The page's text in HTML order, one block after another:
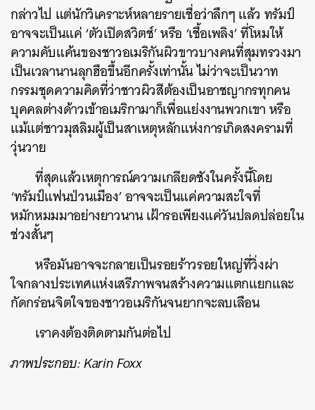
กล่าวไป แต่นักวิเคราะห์หลายรายเชื่อว่าลึกๆ แล้ว ทรัมป์
อาจจะเป็นแค่ ‘ตัวเปิดสวิตช์’ หรือ ‘เชื้อเพลิง’ ที่โหมให้
ความคับแค้นของชาวอเมริกันผิวขาวบางคนที่สุมทรวงมา
เป็นเวลานานลุกฮือขึ้นอีกครั้งเท่านั้น ไม่ว่าจะเป็นวาท
กรรมชุดความคิดที่ว่าชาวผิวสีต้องเป็นอาชญากรทุกคน
บุคคลต่างด้าวเข้าอเมริกามาก็เพื่อแย่งงานพวกเขา หรือ
แม้แต่ชาวมุสลิมผู้เป็นสาเหตุหลักแห่งการเกิดสงครามที่
วุ่นวาย
ที่สุดแล้วเหตุการณ์ความเกลียดชังในครั้งนี้โดย
‘ทรัมป์แฟนป่วนเมือง’ อาจจะเป็นแค่ความสะใจที่
หมักหมมมาอย่างยาวนาน เฝ้ารอเพียงแค่วันปลดปล่อยใน
ช่วงสั้นๆ
หรือมันอาจจะกลายเป็นรอยร้าวรอยใหญ่ที่วิ่งผ่า
ใจกลางประเทศแห่งเสรีภาพจนสร้างความแตกแยกและ
กัดกร่อนจิตใจของชาวอเมริกันจนยากจะลบเลือน
เราคงต้องติดตามกันต่อไป
ภาพประกอบ: Karin Foxx